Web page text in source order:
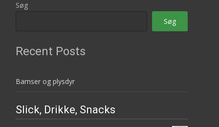
Søg
Søg
Recent Posts
Bamser og plysdyr
Slick, Drikke, Snacks